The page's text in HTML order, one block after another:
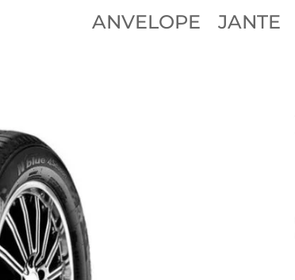
ANVELOPE JANTE